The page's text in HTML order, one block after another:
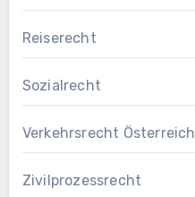
Reiserecht
Sozialrecht
Verkehrsrecht Österreich
Zivilprozessrecht